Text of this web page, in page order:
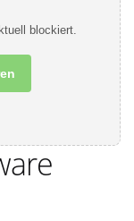
blockiert.